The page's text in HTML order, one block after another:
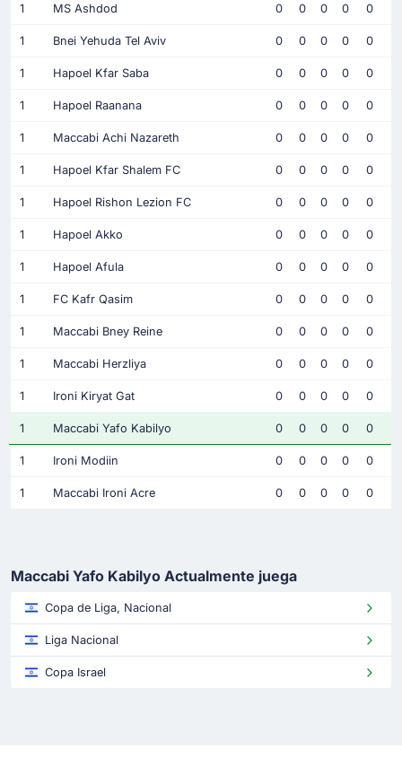
1 MS Ashdod 0 0 0 0 0
1 Bnei Yehuda Tel Aviv 0 0 0 0 0
1 Hapoel Kfar Saba 0 0 0 0 0
1 Hapoel Raanana 0 0 0 0 0
1 Maccabi Achi Nazareth 0 0 0 0 0
1 Hapoel Kfar Shalem FC 0 0 0 0 0
1 Hapoel Rishon Lezion FC 0 0 0 0 0
1 Hapoel Akko 0 0 0 0 0
1 Hapoel Afula 0 0 0 0 0
1 FC Kafr Qasim 0 0 0 0 0
1 Maccabi Bney Reine 0 0 0 0 0
1 Maccabi Herzliya 0 0 0 0 0
1 Ironi Kiryat Gat 0 0 0 0 0
1 Maccabi Yafo Kabilyo 0 0 0 0 0
1 Ironi Modiin 0 0 0 0 0
1 Maccabi Ironi Acre 0 0 0 0 0
Maccabi Yafo Kabilyo Actualmente juega
Copa de Liga, Nacional
Liga Nacional
Copa Israel